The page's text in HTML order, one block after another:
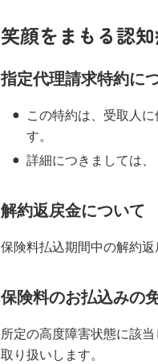
笑顔をまもる認
指定代理請求特約に
この特約は、受取人
す。
詳細につきましては、
解約返戻金について
保険料払込期間中の解約返
保険料のお払込みの
所定の高度障害状態に該
取り扱いします。